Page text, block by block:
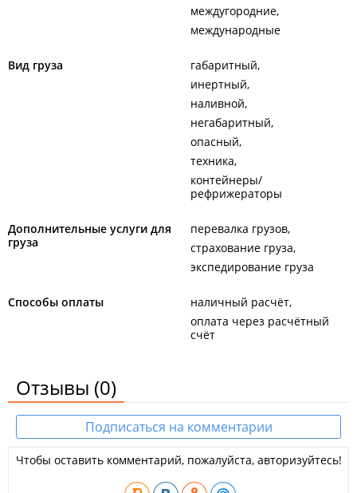
междугородние
международные
Вид груза
габаритный
инертный
наливной
негабаритный
опасный
техника
контейнеры/
рефрижераторы
Дополнительные услуги для
груза
перевалка грузов
страхование груза
экспедирование груза
Способы оплаты
наличный расчёт
оплата через расчётный
счёт
Отзывы (0)
Подписаться на комментарии
Чтобы оставить комментарий, пожалуйста, авторизуйтесь!